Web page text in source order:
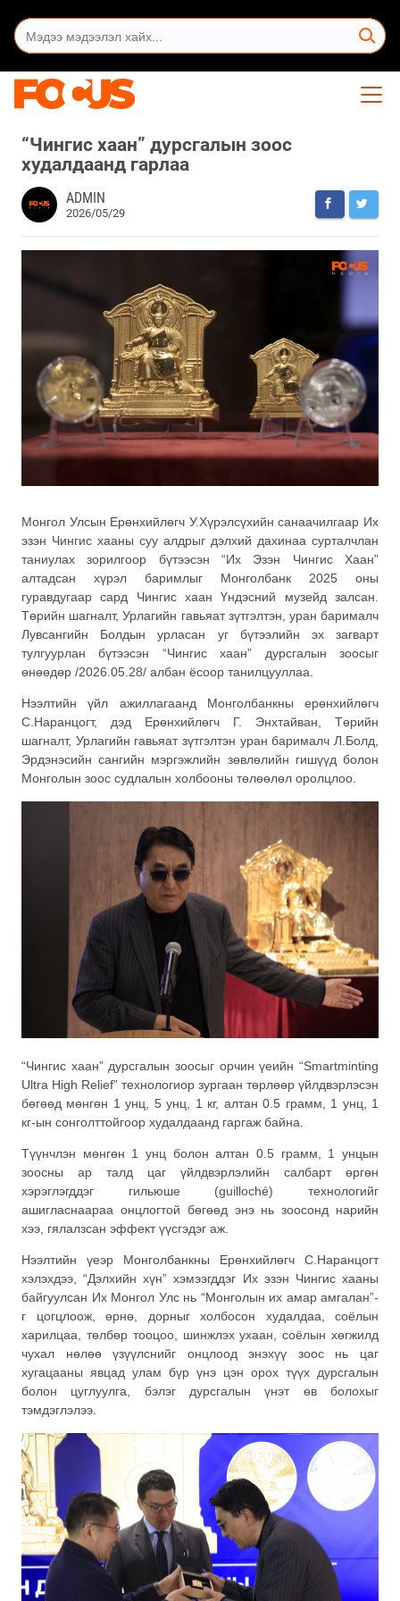
“Чингис хаан” дурсгалын зоос
худалдаанд гарлаа
ADMIN
2026/05/29
Монгол Улсын Ерөнхийлөгч У.Хүрэлсүхийн санаачилгаар Их
эзэн Чингис хааны суу алдрыг дэлхий дахинаа сурталчлан
таниулах зорилгоор бүтээсэн “Их Эзэн Чингис Хаан”
алтадсан хүрэл баримлыг Монголбанк 2025 оны
гуравдугаар сард Чингис хаан Үндэсний музейд залсан.
Төрийн шагналт, Урлагийн гавьяат зүтгэлтэн, уран барималч
Лувсангийн Болдын урласан уг бүтээлийн эх загварт
тулгуурлан бүтээсэн “Чингис хаан” дурсгалын зоосыг
өнөөдөр /2026.05.28/ албан ёсоор танилцууллаа.
Нээлтийн үйл ажиллагаанд Монголбанкны ерөнхийлөгч
С.Наранцогт, дэд Ерөнхийлөгч Г. Энхтайван, Төрийн
шагналт, Урлагийн гавьяат зүтгэлтэн уран барималч Л.Болд,
Эрдэнэсийн сангийн мэргэжлийн зөвлөлийн гишүүд болон
Монголын зоос судлалын холбооны төлөөлөл оролцлоо.
“Чингис хаан” дурсгалын зоосыг орчин үеийн “Smartminting
Ultra High Relief” технологиор зургаан төрлөөр үйлдвэрлэсэн
бөгөөд мөнгөн 1 унц, 5 унц, 1 кг, алтан 0.5 грамм, 1 унц, 1
кг-ын сонголттойгоор худалдаанд гаргаж байна.
Түүнчлэн мөнгөн 1 унц болон алтан 0.5 грамм, 1 унцын
зоосны ар талд цаг үйлдвэрлэлийн салбарт өргөн
хэрэглэгддэг гильюше (guilloché) технологийг
ашигласнаараа онцлогтой бөгөөд энэ нь зоосонд нарийн
хээ, гялалзсан эффект үүсгэдэг аж.
Нээлтийн үеэр Монголбанкны Ерөнхийлөгч С.Наранцогт
хэлэхдээ, “Дэлхийн хүн” хэмээгддэг Их эзэн Чингис хааны
байгуулсан Их Монгол Улс нь “Монголын их амар амгалан”-
г цогцлоож, өрнө, дорныг холбосон худалдаа, соёлын
харилцаа, төлбөр тооцоо, шинжлэх ухаан, соёлын хөгжилд
чухал нөлөө үзүүлснийг онцлоод энэхүү зоос нь цаг
хугацааны явцад улам бүр үнэ цэн орох түүх дурсгалын
болон цуглуулга, бэлэг дурсгалын үнэт өв болохыг
тэмдэглэлээ.